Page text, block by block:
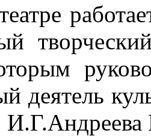
деятель